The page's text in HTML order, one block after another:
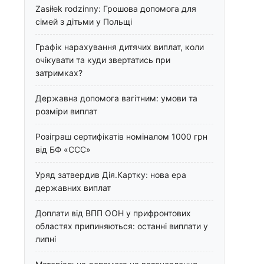
Zasiłek rodzinny: Грошова допомога для
сімей з дітьми у Польщі
Графік нарахування дитячих виплат, коли
очікувати та куди звертатись при
затримках?
Державна допомога вагітним: умови та
розміри виплат
Розіграш сертифікатів номіналом 1000 грн
від БФ «ССС»
Уряд затвердив Дія.Картку: нова ера
державних виплат
Доплати від ВПП ООН у прифронтових
областях припиняються: останні виплати у
липні